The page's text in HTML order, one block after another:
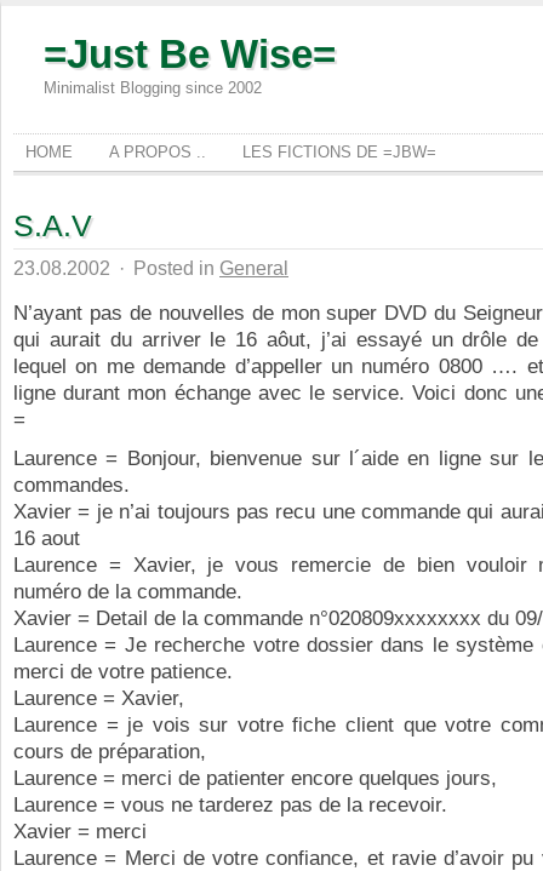
=Just Be Wise=
Minimalist Blogging since 2002
HOME A PROPOS .. LES FICTIONS DE =JBW=
S.A.V
23.08.2002 · Posted in General
N’ayant pas de nouvelles de mon super DVD du
qui aurait du arriver le 16 aôut, j’ai essayé un drôle de
lequel on me demande d’appeller un numéro 0800 ….
ligne durant mon échange avec le service. Voici donc
=
Laurence = Bonjour, bienvenue sur l´aide en ligne sur
commandes.
Xavier = je n’ai toujours pas recu une commande qui
16 aout
Laurence = Xavier, je vous remercie de bien vouloir
numéro de la commande.
Xavier = Detail de la commande n°020809xxxxxxxx du
Laurence = Je recherche votre dossier dans le système
merci de votre patience.
Laurence = Xavier,
Laurence = je vois sur votre fiche client que votre
cours de préparation,
Laurence = merci de patienter encore quelques jours,
Laurence = vous ne tarderez pas de la recevoir.
Xavier = merci
Laurence = Merci de votre confiance, et ravie d’avoir pu